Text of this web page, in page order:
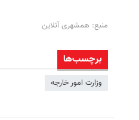
منبع: همشهری آنلاین
برچسب‌ها
وزارت امور خارجه